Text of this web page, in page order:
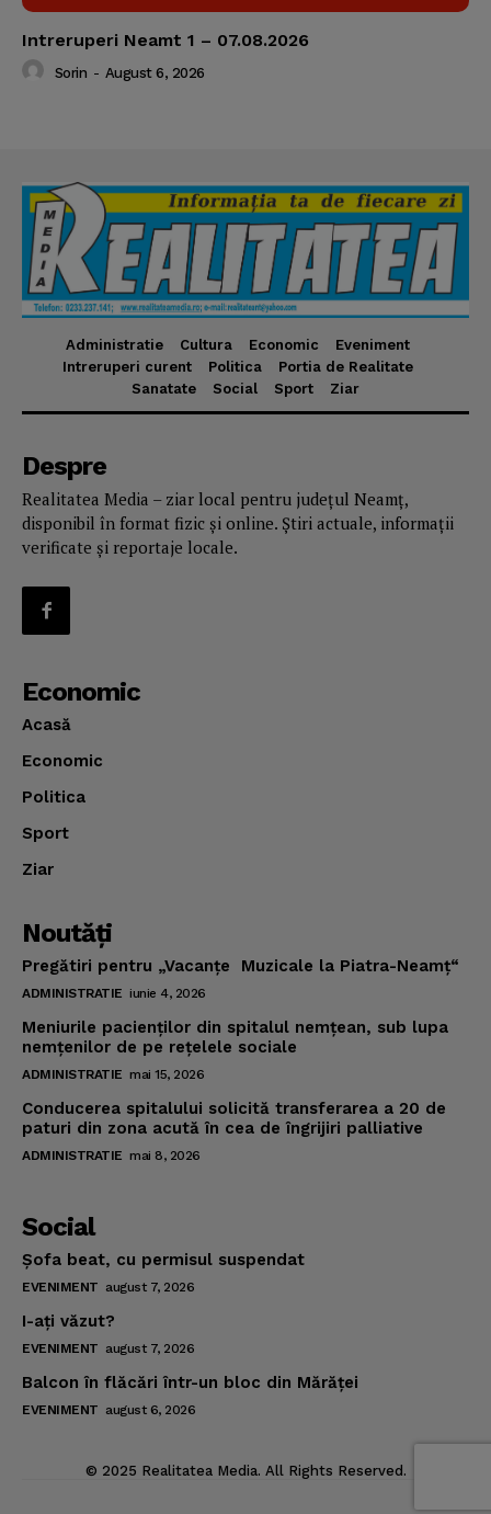
Intreruperi Neamt 1 – 07.08.2026
Sorin - August 6, 2026
Administratie Cultura Economic
Eveniment
Intreruperi curent
Politica
Portia de Realitate
Sanatate
Social Sport Ziar
Despre
Realitatea Media – ziar local pentru județul Neamț,
disponibil în format fizic și online. Știri actuale, informații
verificate și reportaje locale.
Economic
Acasă
Economic
Politica
Sport
Ziar
Noutăţi
Pregătiri pentru „Vacanţe Muzicale la Piatra-Neamţ“
ADMINISTRATIE iunie 4, 2026
Meniurile pacienţilor din spitalul nemţean, sub lupa
nemţenilor de pe reţelele sociale
ADMINISTRATIE mai 15, 2026
Conducerea spitalului solicită transferarea a 20 de
paturi din zona acută în cea de îngrijiri palliative
ADMINISTRATIE mai 8, 2026
Social
Şofa beat, cu permisul suspendat
EVENIMENT august 7, 2026
I-aţi văzut?
EVENIMENT august 7, 2026
Balcon în flăcări într-un bloc din Mărăţei
EVENIMENT august 6, 2026
© 2025 Realitatea Media. All Rights Reserved.